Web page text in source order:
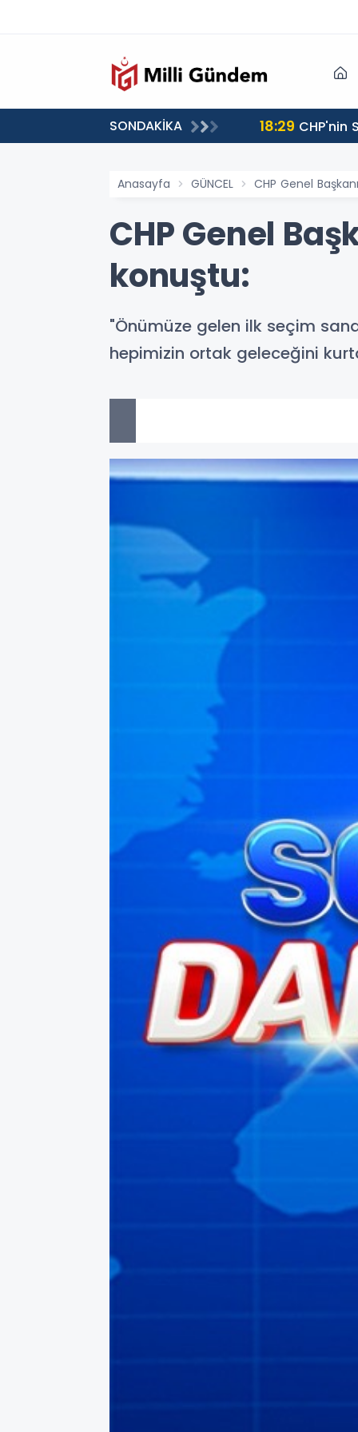
SONDAKİKA 18:29 CHP'nin
Anasayfa GÜNCEL CHP Genel
CHP Genel
konuştu:
"Önümüze gelen ilk seçim
hepimizin ortak geleceğini